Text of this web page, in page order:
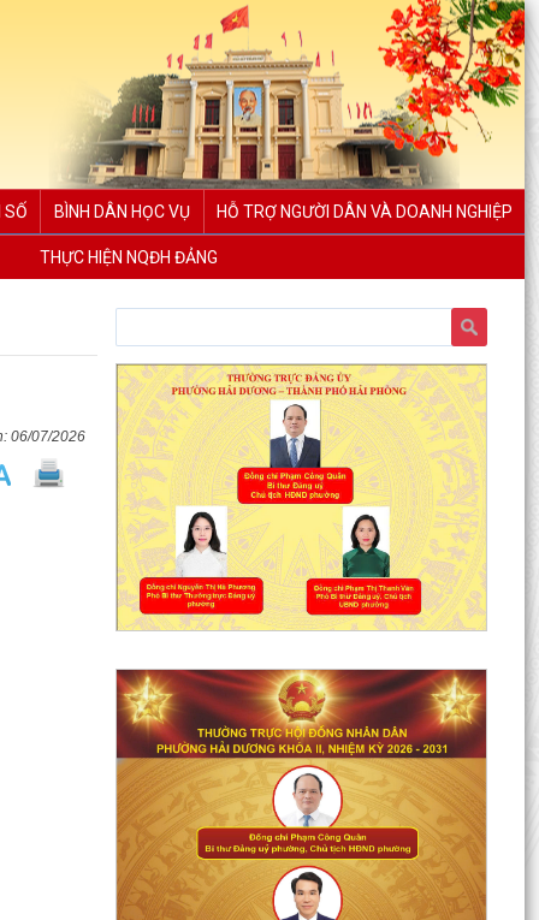
SỐ BÌNH DÂN HỌC VỤ HỖ TRỢ NGƯỜI DÂN VÀ DOANH NGHIỆP
THỰC HIỆN NQĐH ĐẢNG
06/07/2026